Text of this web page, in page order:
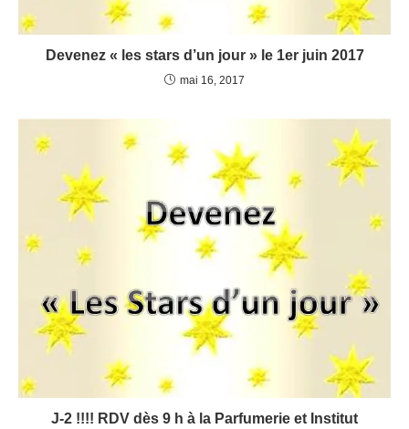
Devenez « les stars d’un jour » le 1er juin 2017
mai 16, 2017
J-2 !!!! RDV dès 9 h à la Parfumerie et Institut